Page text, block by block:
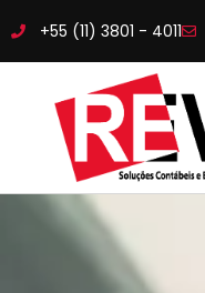
+55 (11) 3801 - 4011